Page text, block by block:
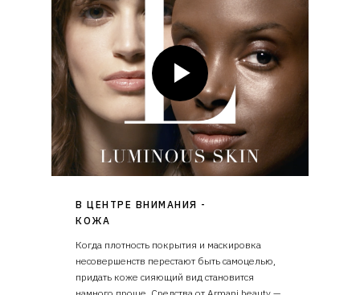
В ЦЕНТРЕ ВНИМАНИЯ -
КОЖА
Когда плотность покрытия и маскировка
несовершенств перестают быть самоцелью,
придать коже сияющий вид становится